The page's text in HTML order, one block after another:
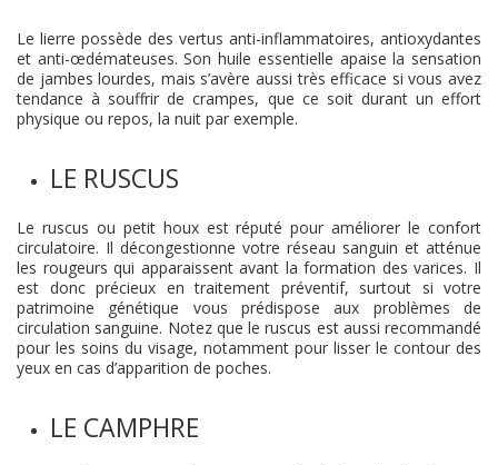
Le lierre possède des vertus anti-inflammatoires, antioxydantes
et anti-œdémateuses. Son huile essentielle apaise la sensation
de jambes lourdes, mais s’avère aussi très efficace si vous avez
tendance à souffrir de crampes, que ce soit durant un effort
physique ou repos, la nuit par exemple.
LE RUSCUS
Le ruscus ou petit houx est réputé pour améliorer le confort
circulatoire. Il décongestionne votre réseau sanguin et atténue
les rougeurs qui apparaissent avant la formation des varices. Il
est donc précieux en traitement préventif, surtout si votre
patrimoine génétique vous prédispose aux problèmes de
circulation sanguine. Notez que le ruscus est aussi recommandé
pour les soins du visage, notamment pour lisser le contour des
yeux en cas d’apparition de poches.
LE CAMPHRE